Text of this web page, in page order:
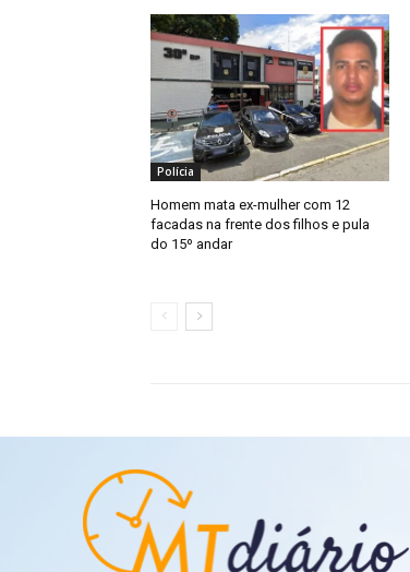
Polícia
Homem mata ex-mulher com 12
facadas na frente dos filhos e pula
do 15º andar